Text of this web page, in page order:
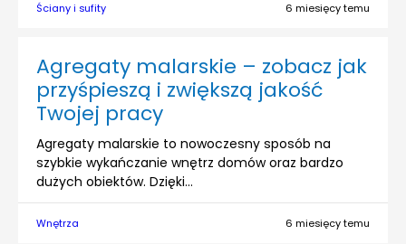
Ściany i sufity 6 miesięcy temu
Agregaty malarskie – zobacz jak
przyśpieszą i zwiększą jakość
Twojej pracy
Agregaty malarskie to nowoczesny sposób na
szybkie wykańczanie wnętrz domów oraz bardzo
dużych obiektów. Dzięki...
Wnętrza 6 miesięcy temu